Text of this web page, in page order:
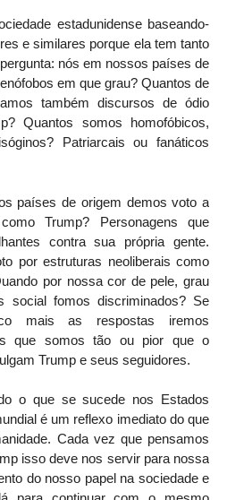
estadunidense baseando-
e similares porque ela tem tanto
nós em nossos países de
em que grau? Quantos de
também discursos de ódio
Quantos somos homofóbicos,
Patriarcais ou fanáticos
países de origem demos voto a
Trump? Personagens que
contra sua própria gente.
por estruturas neoliberais como
por nossa cor de pele, grau
social fomos discriminados? Se
mais as respostas iremos
que somos tão ou pior que o
Trump e seus seguidores.
o que se sucede nos Estados
é um reflexo imediato do que
Cada vez que pensamos
isso deve nos servir para nossa
do nosso papel na sociedade e